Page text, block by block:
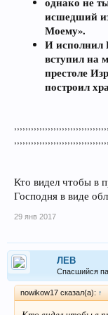
исшедший
Моему».
И исполнил
вступил на
престоле
построил
Кто видел чтобы в
Господня в виде
29 янв 2017
ЛEB
Спасшийся
nowikow17 сказал(а): ↑